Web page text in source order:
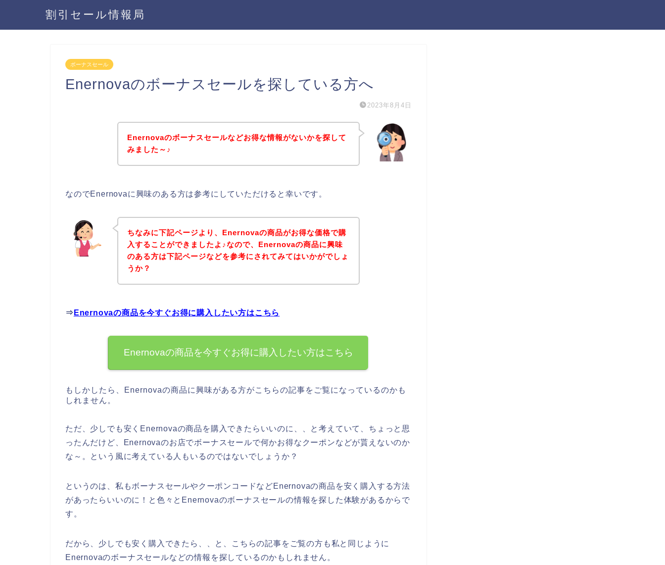
割引セール情報局
ボーナスセール
Enernovaのボーナスセールを探している方へ
2023年8月4日
Enernovaのボーナスセールなどお得な情報がないかを探して
みました～♪
なのでEnernovaに興味のある方は参考にしていただけると幸いです。
ちなみに下記ページより、Enernovaの商品がお得な価格で購
入することができましたよ♪なので、Enernovaの商品に興味
のある方は下記ページなどを参考にされてみてはいかがでしょ
うか？
⇒ Enernovaの商品を今すぐお得に購入したい方はこちら
Enernovaの商品を今すぐお得に購入したい方はこちら
もしかしたら、Enernovaの商品に興味がある方がこちらの記事をご覧になっているのかも
しれません。
ただ、少しでも安くEnernovaの商品を購入できたらいいのに、、と考えていて、ちょっと思
ったんだけど、Enernovaのお店でボーナスセールで何かお得なクーポンなどが貰えないのか
な～。という風に考えている人もいるのではないでしょうか？
というのは、私もボーナスセールやクーポンコードなどEnernovaの商品を安く購入する方法
があったらいいのに！と色々とEnernovaのボーナスセールの情報を探した体験があるからで
す。
だから、少しでも安く購入できたら、、と、こちらの記事をご覧の方も私と同じように
Enernovaのボーナスセールなどの情報を探しているのかもしれません。